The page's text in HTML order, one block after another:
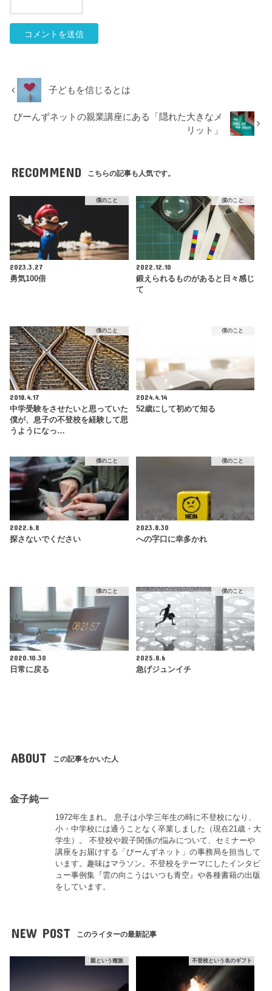
子どもを信じるとは
びーんずネットの親業講座にある「隠れた大きなメ
リット」
RECOMMEND こちらの記事も人気です。
僕のこと
2023.3.27
勇気100倍
僕のこと
2022.12.10
鍛えられるものがあると日々感じ
て
僕のこと
2018.4.17
中学受験をさせたいと思っていた
僕が、息子の不登校を経験して思
うようになっ…
僕のこと
2024.4.14
52歳にして初めて知る
僕のこと
2022.6.8
探さないでください
僕のこと
2023.8.30
への字口に幸多かれ
僕のこと
2020.10.30
日常に戻る
僕のこと
2025.8.6
急げジュンイチ
ABOUT この記事をかいた人
金子純一
1972年生まれ。 息子は小学三年生の時に不登校になり、
小・中学校には通うことなく卒業しました（現在21歳・大
学生）。 不登校や親子関係の悩みについて、セミナーや
講座をお届けする「びーんずネット」の事務局を担当して
います。趣味はマラソン。不登校をテーマにしたインタビ
ュー事例集『雲の向こうはいつも青空』や各種書籍の出版
をしています。
NEW POST このライターの最新記事
親という種族 不登校という名のギフト